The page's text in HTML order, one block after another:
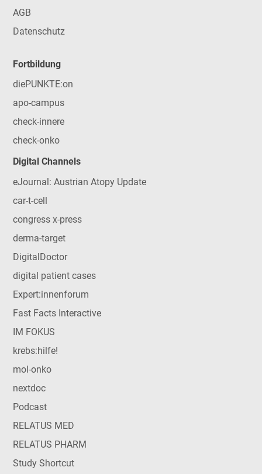
AGB
Datenschutz
Fortbildung
diePUNKTE:on
apo-campus
check-innere
check-onko
Digital Channels
eJournal: Austrian Atopy Update
car-t-cell
congress x-press
derma-target
DigitalDoctor
digital patient cases
Expert:innenforum
Fast Facts Interactive
IM FOKUS
krebs:hilfe!
mol-onko
nextdoc
Podcast
RELATUS MED
RELATUS PHARM
Study Shortcut